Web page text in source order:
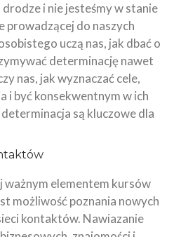
i nie jesteśmy w stanie
prowadzącej do naszych
uczą nas, jak dbać o
determinację nawet
nas, jak wyznaczać cele,
i być konsekwentnym w ich
są kluczowe dla
ważnym elementem kursów
możliwość poznania nowych
kontaktów. Nawiazanie